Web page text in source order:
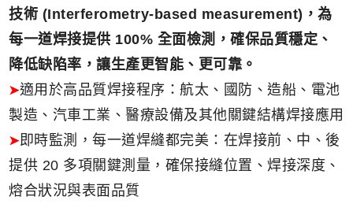
技術 (Interferometry-based measurement)，為
每一道焊接提供 100% 全面檢測，確保品質穩定、
降低缺陷率，讓生產更智能、更可靠。
適用於高品質焊接程序：航太、國防、造船、電池
製造、汽車工業、醫療設備及其他關鍵結構焊接應用
即時監測，每一道焊縫都完美：在焊接前、中、後
提供 20 多項關鍵測量，確保接縫位置、焊接深度、
熔合狀況與表面品質